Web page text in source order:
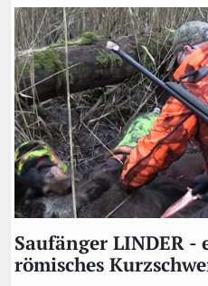
Saufänger LINDER -
römisches